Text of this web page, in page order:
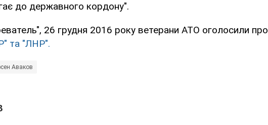
до державного кордону".
26 грудня 2016 року ветерани АТО оголосили про
та "ЛНР".
Аваков